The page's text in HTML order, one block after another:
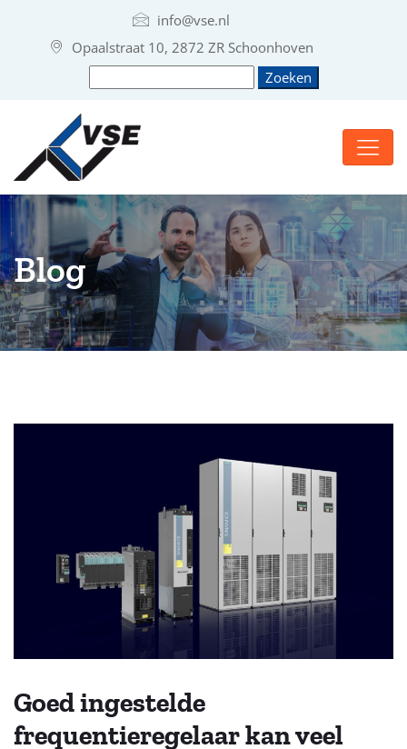
info@vse.nl
Opaalstraat 10, 2872 ZR Schoonhoven
Blog
Goed ingestelde
frequentieregelaar kan veel